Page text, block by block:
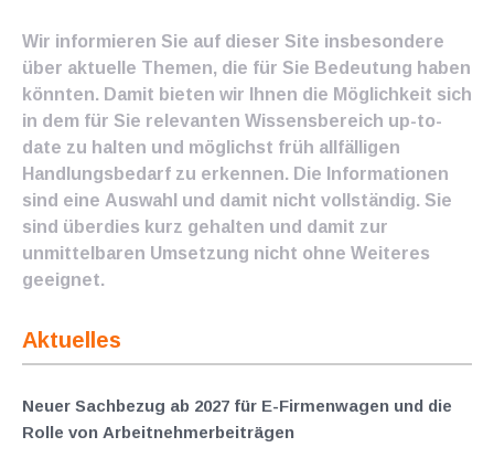
Wir informieren Sie auf dieser Site insbesondere
über aktuelle Themen, die für Sie Bedeutung haben
könnten. Damit bieten wir Ihnen die Möglichkeit sich
in dem für Sie relevanten Wissensbereich up-to-
date zu halten und möglichst früh allfälligen
Handlungsbedarf zu erkennen. Die Informationen
sind eine Auswahl und damit nicht vollständig. Sie
sind überdies kurz gehalten und damit zur
unmittelbaren Umsetzung nicht ohne Weiteres
geeignet.
Aktuelles
Neuer Sachbezug ab 2027 für E-Firmenwagen und die
Rolle von Arbeitnehmer​­beiträgen